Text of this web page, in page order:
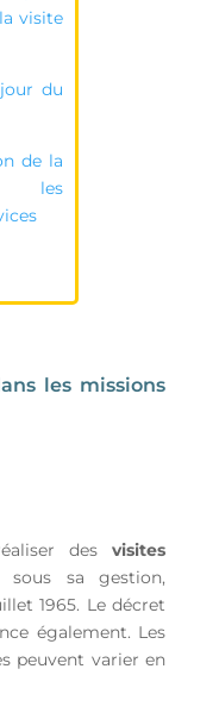
visite
du
de la
les
les missions
desvisites
sa gestion,
1965. Le décret
également. Les
peuvent varier en